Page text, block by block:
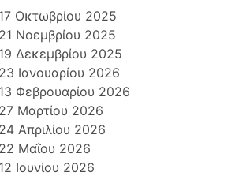
Οκτωβρίου 2025
Νοεμβρίου 2025
Δεκεμβρίου 2025
Ιανουαρίου 2026
Φεβρουαρίου 2026
Μαρτίου 2026
Απριλίου 2026
Μαΐου 2026
Ιουνίου 2026